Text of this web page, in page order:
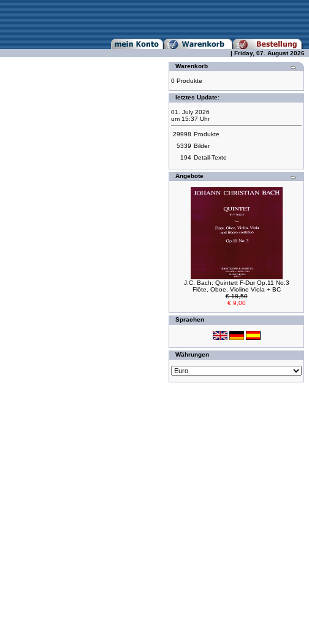
| Friday, 07. August 2026
Warenkorb
0 Produkte
letztes Update:
01. July 2026
um 15:37 Uhr
29998 Produkte
5339 Bilder
194 Detail-Texte
Angebote
J.C. Bach: Quintett F-Dur Op.11 No.3
Flöte, Oboe, Violine Viola + BC
€ 18,50
€ 9,00
Sprachen
Währungen